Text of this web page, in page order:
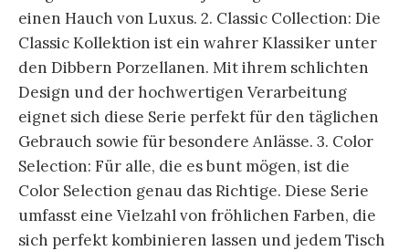
einen Hauch von Luxus. 2. Classic Collection: Die
Classic Kollektion ist ein wahrer Klassiker unter
den Dibbern Porzellanen. Mit ihrem schlichten
Design und der hochwertigen Verarbeitung
eignet sich diese Serie perfekt für den täglichen
Gebrauch sowie für besondere Anlässe. 3. Color
Selection: Für alle, die es bunt mögen, ist die
Color Selection genau das Richtige. Diese Serie
umfasst eine Vielzahl von fröhlichen Farben, die
sich perfekt kombinieren lassen und jedem Tisch